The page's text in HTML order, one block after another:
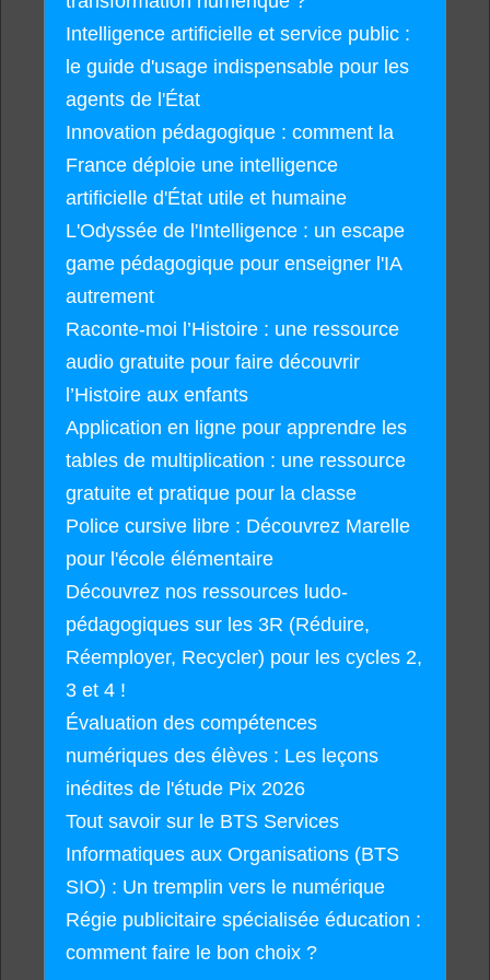
Intelligence artificielle et service public :
le guide d'usage indispensable pour les
agents de l'État
Innovation pédagogique : comment la
France déploie une intelligence
artificielle d'État utile et humaine
L'Odyssée de l'Intelligence : un escape
game pédagogique pour enseigner l'IA
autrement
Raconte-moi l’Histoire : une ressource
audio gratuite pour faire découvrir
l’Histoire aux enfants
Application en ligne pour apprendre les
tables de multiplication : une ressource
gratuite et pratique pour la classe
Police cursive libre : Découvrez Marelle
pour l'école élémentaire
Découvrez nos ressources ludo-
pédagogiques sur les 3R (Réduire,
Réemployer, Recycler) pour les cycles 2,
3 et 4 !
Évaluation des compétences
numériques des élèves : Les leçons
inédites de l'étude Pix 2026
Tout savoir sur le BTS Services
Informatiques aux Organisations (BTS
SIO) : Un tremplin vers le numérique
Régie publicitaire spécialisée éducation :
comment faire le bon choix ?